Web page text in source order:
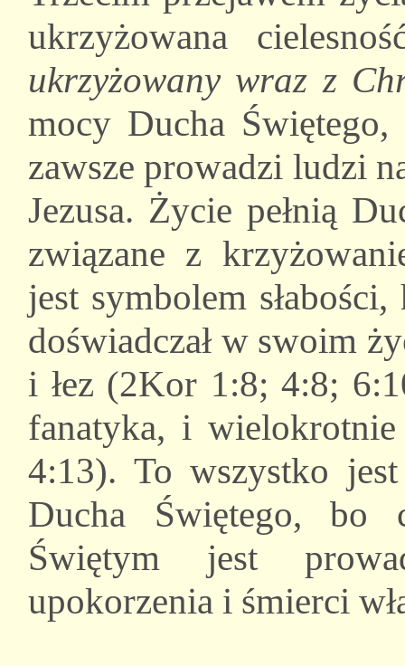
ukrzyżowana
ukrzyżowany wraz z
mocy Ducha
zawsze prowadzi ludzi
Jezusa. Życie pełnią
związane z
jest symbolem
doświadczał w swoim
i łez (2Kor 1:8; 4:8;
fanatyka, i
4:13). To wszystko
Ducha Świętego, bo
Świętym jest
upokorzenia i śmierci